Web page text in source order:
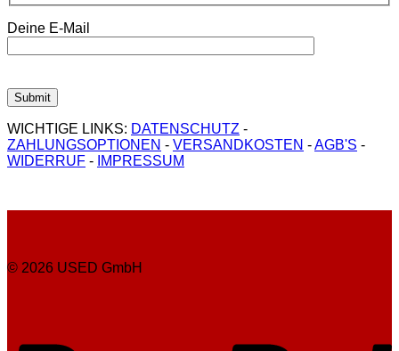
Deine E-Mail
WICHTIGE LINKS: DATENSCHUTZ -
ZAHLUNGSOPTIONEN - VERSANDKOSTEN -AGB'S -
WIDERRUF - IMPRESSUM
© 2026 USED GmbH